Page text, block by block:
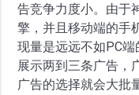
告竞争力度小。由于
擎，并且移动端的手
现量是远远不如PC
展示两到三条广告，
广告的选择就会大批